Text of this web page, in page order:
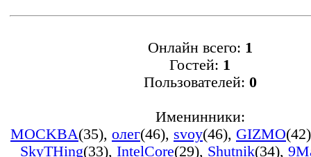
Онлайн всего: 1
Гостей: 1
Пользователей: 0
Именинники:
MOCKBA(35), олег(46), svoy(46), GIZMO(42)
SkyTHing(33), IntelCore(29), Shutnik(34),